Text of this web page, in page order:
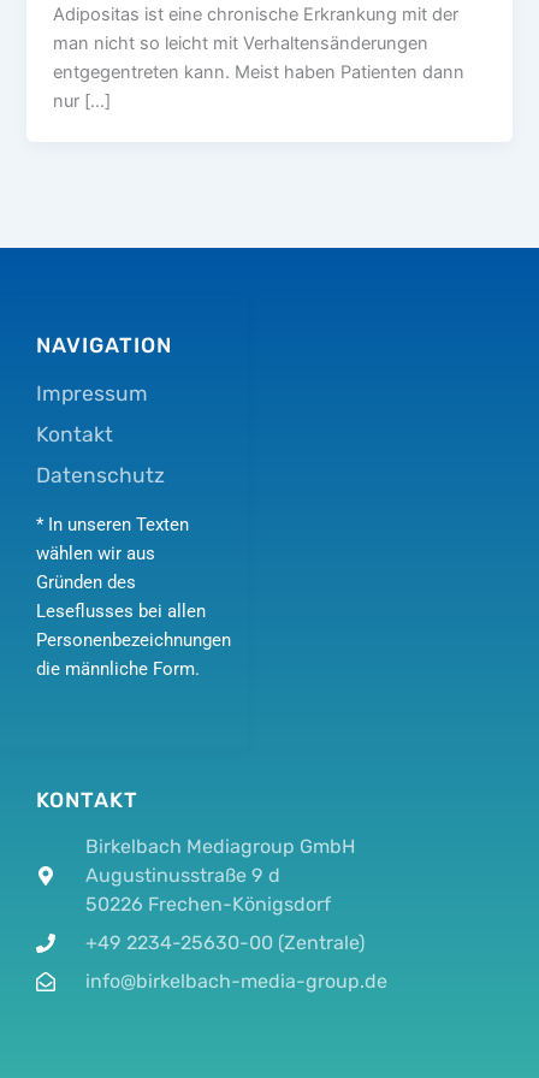
Adipositas ist eine chronische Erkrankung mit der
man nicht so leicht mit Verhaltensänderungen
entgegentreten kann. Meist haben Patienten dann
nur […]
KONTAKT
Birkelbach Mediagroup GmbH
Augustinusstraße 9 d
50226 Frechen-Königsdorf
+49 2234-25630-00 (Zentrale)
info@birkelbach-media-group.de
NAVIGATION
Impressum
Kontakt
Datenschutz
* In unseren Texten
wählen wir aus
Gründen des
Leseflusses bei allen
Personenbezeichnungen
die männliche Form.